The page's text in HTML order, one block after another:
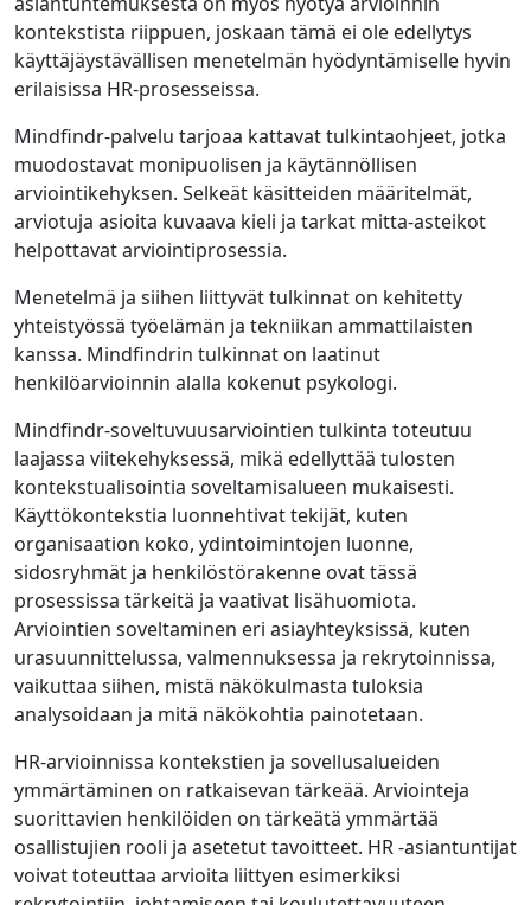
kontekstista riippuen, joskaan tämä ei ole edellytys
käyttäjäystävällisen menetelmän hyödyntämiselle hyvin
erilaisissa HR-prosesseissa.
Mindfindr-palvelu tarjoaa kattavat tulkintaohjeet, jotka
muodostavat monipuolisen ja käytännöllisen
arviointikehyksen. Selkeät käsitteiden määritelmät,
arviotuja asioita kuvaava kieli ja tarkat mitta-asteikot
helpottavat arviointiprosessia.
Menetelmä ja siihen liittyvät tulkinnat on kehitetty
yhteistyössä työelämän ja tekniikan ammattilaisten
kanssa. Mindfindrin tulkinnat on laatinut
henkilöarvioinnin alalla kokenut psykologi.
Mindfindr-soveltuvuusarviointien tulkinta toteutuu
laajassa viitekehyksessä, mikä edellyttää tulosten
kontekstualisointia soveltamisalueen mukaisesti.
Käyttökontekstia luonnehtivat tekijät, kuten
organisaation koko, ydintoimintojen luonne,
sidosryhmät ja henkilöstörakenne ovat tässä
prosessissa tärkeitä ja vaativat lisähuomiota.
Arviointien soveltaminen eri asiayhteyksissä, kuten
urasuunnittelussa, valmennuksessa ja rekrytoinnissa,
vaikuttaa siihen, mistä näkökulmasta tuloksia
analysoidaan ja mitä näkökohtia painotetaan.
HR-arvioinnissa kontekstien ja sovellusalueiden
ymmärtäminen on ratkaisevan tärkeää. Arviointeja
suorittavien henkilöiden on tärkeätä ymmärtää
osallistujien rooli ja asetetut tavoitteet. HR -asiantuntijat
voivat toteuttaa arvioita liittyen esimerkiksi